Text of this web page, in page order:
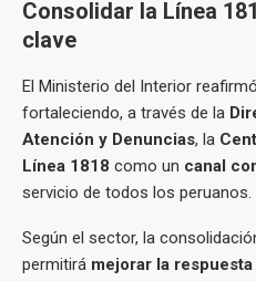
Consolidar la Línea
clave
El Ministerio del Interior
fortaleciendo, a través de la
Atención y Denuncias, la
Línea 1818 como un canal
servicio de todos los peruanos.
Según el sector, la
permitirá mejorar la